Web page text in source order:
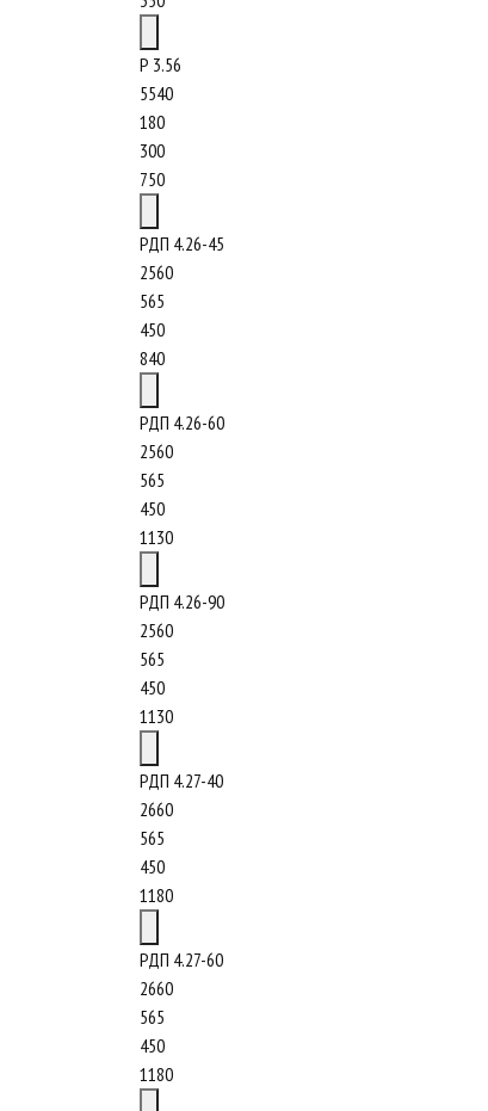
Р 3.56
5540
180
300
750
РДП 4.26-45
2560
565
450
840
РДП 4.26-60
2560
565
450
1130
РДП 4.26-90
2560
565
450
1130
РДП 4.27-40
2660
565
450
1180
РДП 4.27-60
2660
565
450
1180